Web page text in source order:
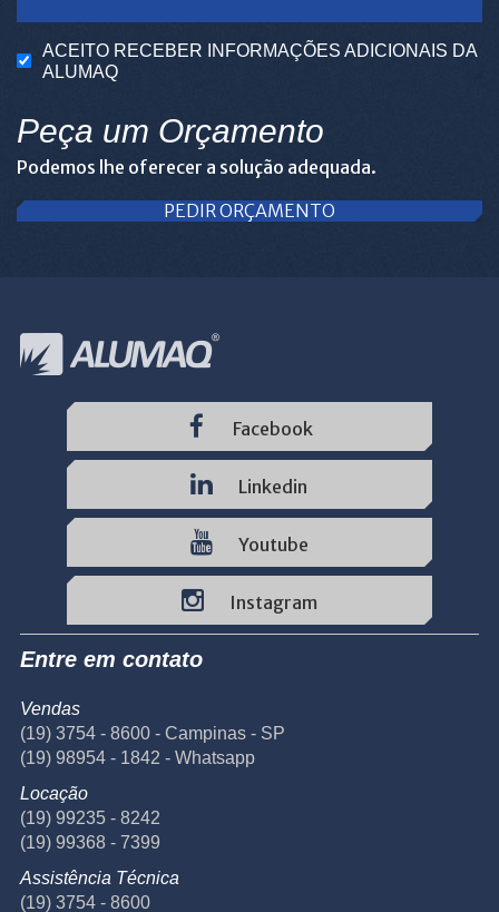
ACEITO RECEBER INFORMAÇÕES ADICIONAIS DA
ALUMAQ
Peça um Orçamento
Podemos lhe oferecer a solução adequada.
PEDIR ORÇAMENTO
Facebook
Linkedin
Youtube
Instagram
Entre em contato
Vendas
(19) 3754 - 8600 - Campinas - SP
(19) 98954 - 1842 - Whatsapp
Locação
(19) 99235 - 8242
(19) 99368 - 7399
Assistência Técnica
(19) 3754 - 8600